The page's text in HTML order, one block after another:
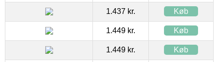
1.437 kr. Køb
1.449 kr. Køb
1.449 kr. Køb